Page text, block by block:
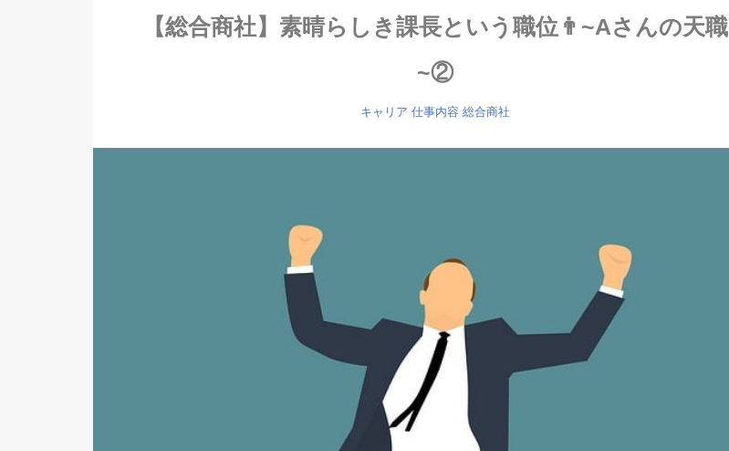
【総合商社】素晴らしき課長という職位👨~Aさんの天職
~②
キャリア 仕事内容 総合商社